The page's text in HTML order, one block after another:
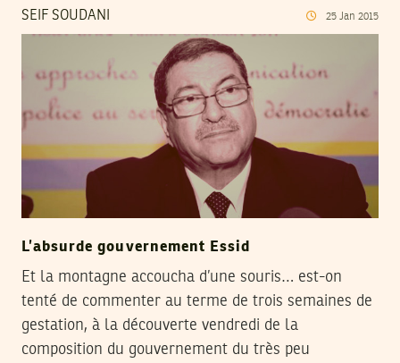
SEIF SOUDANI 25 Jan 2015
L’absurde gouvernement Essid
Et la montagne accoucha d’une souris… est-on
tenté de commenter au terme de trois semaines de
gestation, à la découverte vendredi de la
composition du gouvernement du très peu